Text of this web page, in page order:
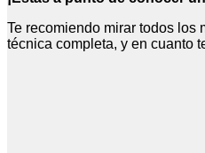
Te recomiendo mirar todos los
técnica completa, y en cuanto